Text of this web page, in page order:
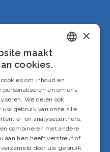
×
maakt
cookies.
om inhoud en
en om ons
We delen ook
uw gebruik van onze site
en analysepartners,
combineren met andere
aan hen heeft verstrekt of
door uw gebruik